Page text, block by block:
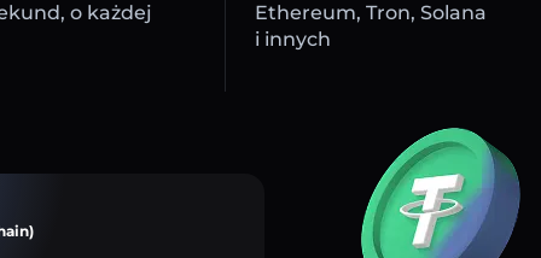
o każdej
Ethereum, Tron, Solana
i innych